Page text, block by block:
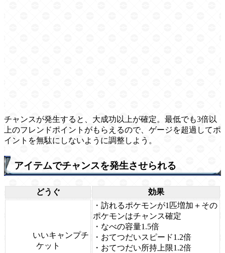
チャンスが発生すると、大成功以上が確定。最低でも3倍以
上のフレンドポイントがもらえるので、ゲージを超過してポ
イントを無駄にしないように調整しよう。
アイテムでチャンスを発生させられる
どうぐ 効果
いいキャンプチ
ケット
・訪れるポケモンが1匹増加＋その
ポケモンはチャンス確定
・なべの容量1.5倍
・おてつだいスピード1.2倍
・おてつだい所持上限1.2倍